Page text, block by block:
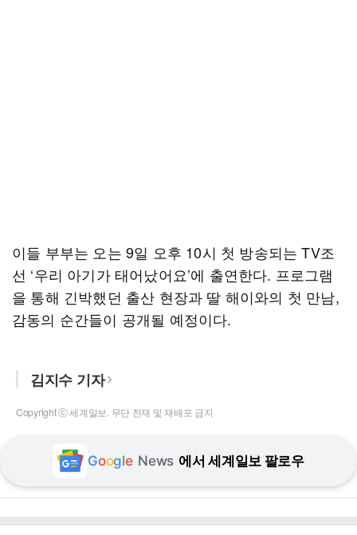
이들 부부는 오는 9일 오후 10시 첫 방송되는 TV조
선 ‘우리 아기가 태어났어요’에 출연한다. 프로그램
을 통해 긴박했던 출산 현장과 딸 해이와의 첫 만남,
감동의 순간들이 공개될 예정이다.
김지수 기자
Copyright ⓒ 세계일보. 무단 전재 및 재배포 금지
Google News 에서 세계일보 팔로우